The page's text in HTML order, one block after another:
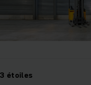
3 étoiles